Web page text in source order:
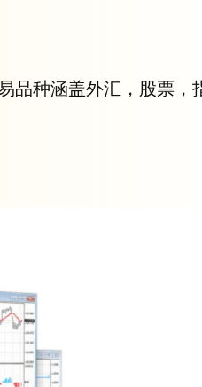
品种涵盖外汇，股票，